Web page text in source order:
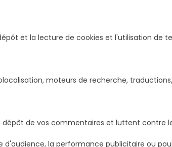
et la lecture de cookies et l'utilisation de
moteurs de recherche, traductions,
de vos commentaires et luttent contre
la performance publicitaire ou